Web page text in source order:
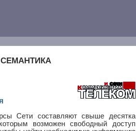
Сети составляют свыше десятка
возможен свободный доступ